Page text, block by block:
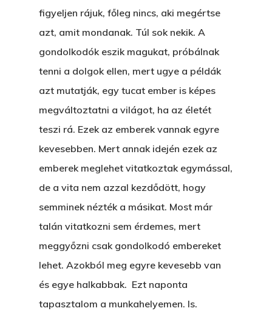
figyeljen rájuk, főleg nincs, aki megértse
azt, amit mondanak. Túl sok nekik. A
gondolkodók eszik magukat, próbálnak
tenni a dolgok ellen, mert ugye a példák
azt mutatják, egy tucat ember is képes
megváltoztatni a világot, ha az életét
teszi rá. Ezek az emberek vannak egyre
kevesebben. Mert annak idején ezek az
emberek meglehet vitatkoztak egymással,
de a vita nem azzal kezdődött, hogy
semminek nézték a másikat. Most már
talán vitatkozni sem érdemes, mert
meggyőzni csak gondolkodó embereket
lehet. Azokból meg egyre kevesebb van
és egye halkabbak. Ezt naponta
tapasztalom a munkahelyemen. Is.